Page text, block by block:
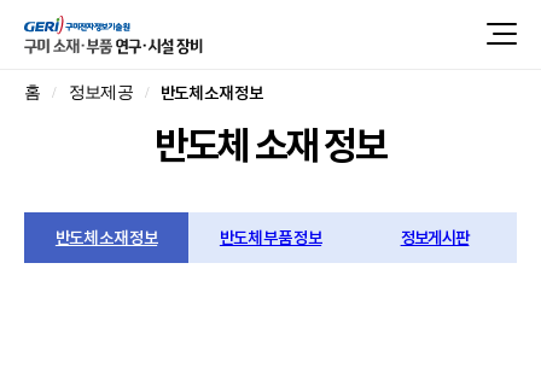
홈 정보제공 반도체 소재 정보
반도체 소재 정보
반도체 소재 정보 반도체 부품 정보 정보게시판